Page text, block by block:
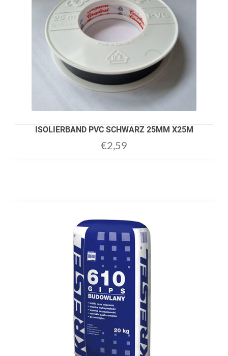
ISOLIERBAND PVC SCHWARZ 25MM X25M
€2,59